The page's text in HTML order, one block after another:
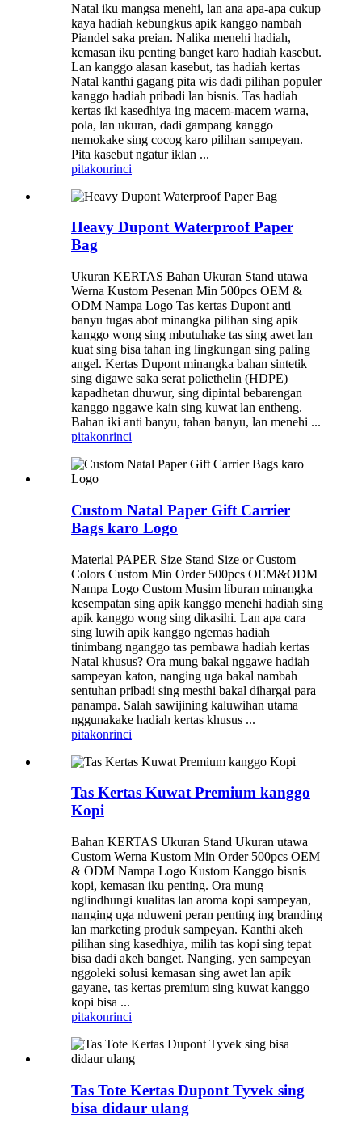
Natal iku mangsa menehi, lan ana apa-apa cukup
kaya hadiah kebungkus apik kanggo nambah
Piandel saka preian. Nalika menehi hadiah,
kemasan iku penting banget karo hadiah kasebut.
Lan kanggo alasan kasebut, tas hadiah kertas
Natal kanthi gagang pita wis dadi pilihan populer
kanggo hadiah pribadi lan bisnis. Tas hadiah
kertas iki kasedhiya ing macem-macem warna,
pola, lan ukuran, dadi gampang kanggo
nemokake sing cocog karo pilihan sampeyan.
Pita kasebut ngatur iklan ...
pitakonrinci
Heavy Dupont Waterproof Paper
Bag
Ukuran KERTAS Bahan Ukuran Stand utawa
Werna Kustom Pesenan Min 500pcs OEM &
ODM Nampa Logo Tas kertas Dupont anti
banyu tugas abot minangka pilihan sing apik
kanggo wong sing mbutuhake tas sing awet lan
kuat sing bisa tahan ing lingkungan sing paling
angel. Kertas Dupont minangka bahan sintetik
sing digawe saka serat poliethelin (HDPE)
kapadhetan dhuwur, sing dipintal bebarengan
kanggo nggawe kain sing kuwat lan entheng.
Bahan iki anti banyu, tahan banyu, lan menehi ...
pitakonrinci
Custom Natal Paper Gift Carrier
Bags karo Logo
Material PAPER Size Stand Size or Custom
Colors Custom Min Order 500pcs OEM&ODM
Nampa Logo Custom Musim liburan minangka
kesempatan sing apik kanggo menehi hadiah sing
apik kanggo wong sing dikasihi. Lan apa cara
sing luwih apik kanggo ngemas hadiah
tinimbang nganggo tas pembawa hadiah kertas
Natal khusus? Ora mung bakal nggawe hadiah
sampeyan katon, nanging uga bakal nambah
sentuhan pribadi sing mesthi bakal dihargai para
panampa. Salah sawijining kaluwihan utama
nggunakake hadiah kertas khusus ...
pitakonrinci
Tas Kertas Kuwat Premium kanggo
Kopi
Bahan KERTAS Ukuran Stand Ukuran utawa
Custom Werna Kustom Min Order 500pcs OEM
& ODM Nampa Logo Kustom Kanggo bisnis
kopi, kemasan iku penting. Ora mung
nglindhungi kualitas lan aroma kopi sampeyan,
nanging uga nduweni peran penting ing branding
lan marketing produk sampeyan. Kanthi akeh
pilihan sing kasedhiya, milih tas kopi sing tepat
bisa dadi akeh banget. Nanging, yen sampeyan
nggoleki solusi kemasan sing awet lan apik
gayane, tas kertas premium sing kuwat kanggo
kopi bisa ...
pitakonrinci
Tas Tote Kertas Dupont Tyvek sing
bisa didaur ulang